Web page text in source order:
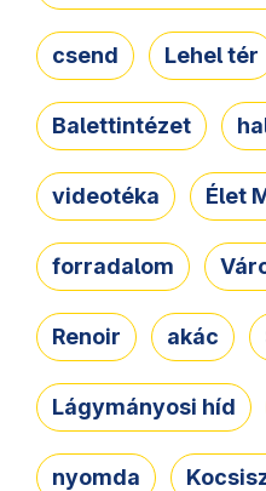
csend Lehel tér
Balettintézet
videotéka Élet
forradalom
Renoir akác
Lágymányosi híd
nyomda